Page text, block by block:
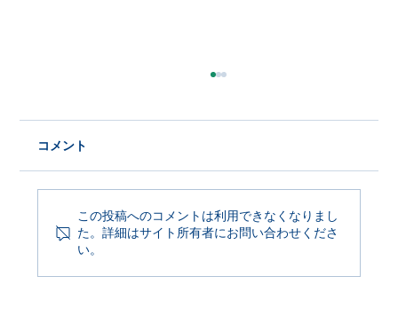
Product Update 2026年6月29日
コメント
この投稿へのコメントは利用できなくなりまし
た。詳細はサイト所有者にお問い合わせくださ
い。